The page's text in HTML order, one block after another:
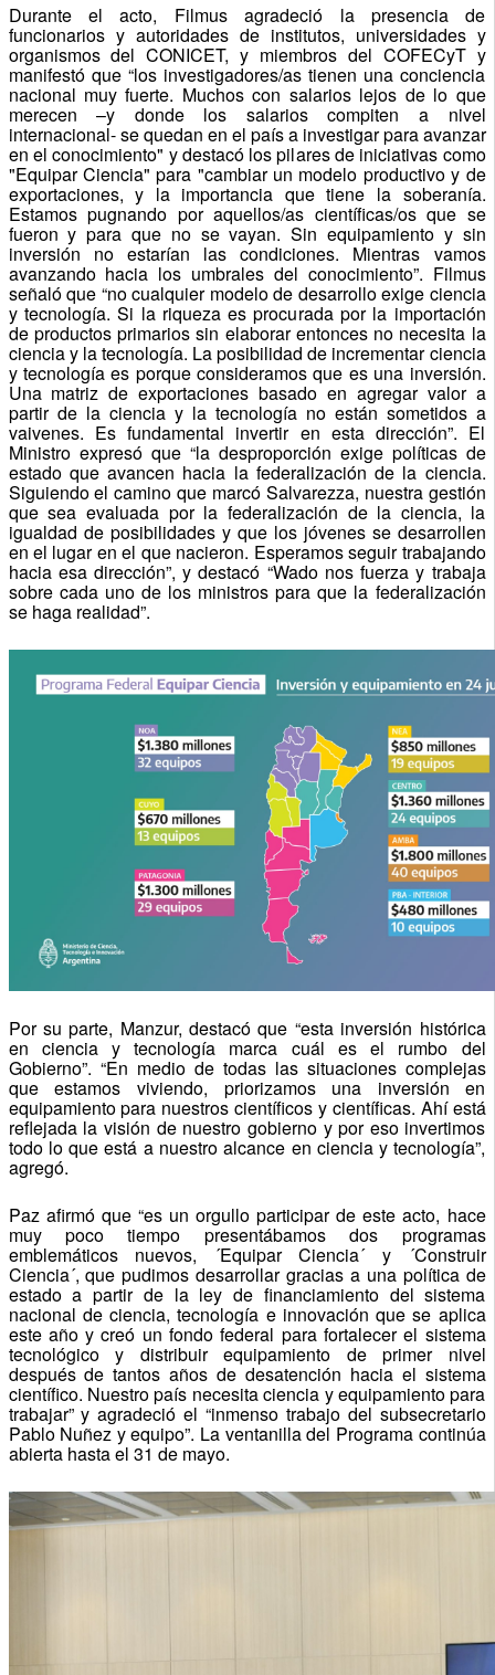
Durante el acto, Filmus agradeció la presencia de
funcionarios y autoridades de institutos, universidades y
organismos del CONICET, y miembros del COFECyT y
manifestó que “los investigadores/as tienen una conciencia
nacional muy fuerte. Muchos con salarios lejos de lo que
merecen –y donde los salarios compiten a nivel
internacional- se quedan en el país a investigar para avanzar
en el conocimiento" y destacó los pilares de iniciativas como
"Equipar Ciencia" para "cambiar un modelo productivo y de
exportaciones, y la importancia que tiene la soberanía.
Estamos pugnando por aquellos/as científicas/os que se
fueron y para que no se vayan. Sin equipamiento y sin
inversión no estarían las condiciones. Mientras vamos
avanzando hacia los umbrales del conocimiento”. Filmus
señaló que “no cualquier modelo de desarrollo exige ciencia
y tecnología. Si la riqueza es procurada por la importación
de productos primarios sin elaborar entonces no necesita la
ciencia y la tecnología. La posibilidad de incrementar ciencia
y tecnología es porque consideramos que es una inversión.
Una matriz de exportaciones basado en agregar valor a
partir de la ciencia y la tecnología no están sometidos a
vaivenes. Es fundamental invertir en esta dirección”. El
Ministro expresó que “la desproporción exige políticas de
estado que avancen hacia la federalización de la ciencia.
Siguiendo el camino que marcó Salvarezza, nuestra gestión
que sea evaluada por la federalización de la ciencia, la
igualdad de posibilidades y que los jóvenes se desarrollen
en el lugar en el que nacieron. Esperamos seguir trabajando
hacia esa dirección”, y destacó “Wado nos fuerza y trabaja
sobre cada uno de los ministros para que la federalización
se haga realidad”.
Por su parte, Manzur, destacó que “esta inversión histórica
en ciencia y tecnología marca cuál es el rumbo del
Gobierno”. “En medio de todas las situaciones complejas
que estamos viviendo, priorizamos una inversión en
equipamiento para nuestros científicos y científicas. Ahí está
reflejada la visión de nuestro gobierno y por eso invertimos
todo lo que está a nuestro alcance en ciencia y tecnología”,
agregó.
Paz afirmó que “es un orgullo participar de este acto, hace
muy poco tiempo presentábamos dos programas
emblemáticos nuevos, ´Equipar Ciencia´ y ´Construir
Ciencia´, que pudimos desarrollar gracias a una política de
estado a partir de la ley de financiamiento del sistema
nacional de ciencia, tecnología e innovación que se aplica
este año y creó un fondo federal para fortalecer el sistema
tecnológico y distribuir equipamiento de primer nivel
después de tantos años de desatención hacia el sistema
científico. Nuestro país necesita ciencia y equipamiento para
trabajar” y agradeció el “inmenso trabajo del subsecretario
Pablo Nuñez y equipo”. La ventanilla del Programa continúa
abierta hasta el 31 de mayo.